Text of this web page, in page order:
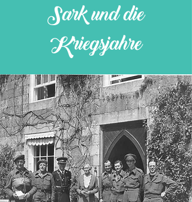
Sark und die
Kriegsjahre